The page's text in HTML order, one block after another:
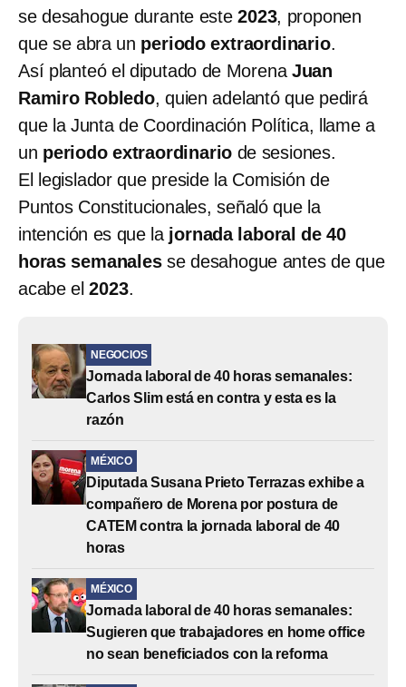
se desahogue durante este2023, proponen
que se abra un periodo extraordinario.
Así planteó el diputado de Morena Juan
Ramiro Robledo, quien adelantó que pedirá
que la Junta de Coordinación Política, llame a
un periodo extraordinario de sesiones.
El legislador que preside la Comisión de
Puntos Constitucionales, señaló que la
intención es que la jornada laboral de 40
horas semanalesse desahogue antes de que
acabe el2023.
NEGOCIOS
Jornada laboral de 40 horas semanales:
Carlos Slim está en contra y esta es la
razón
MÉXICO
Diputada Susana Prieto Terrazas exhibe a
compañero de Morena por postura de
CATEM contra la jornada laboral de 40
horas
MÉXICO
Jornada laboral de 40 horas semanales:
Sugieren que trabajadores en home office
no sean beneficiados con la reforma